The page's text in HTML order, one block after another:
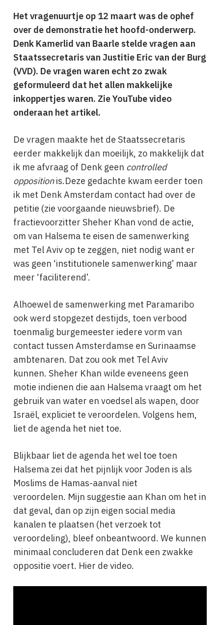
Het vragenuurtje op 12 maart was de ophef
over de demonstratie het hoofd-onderwerp.
Denk Kamerlid van Baarle stelde vragen aan
Staatssecretaris van Justitie Eric van der Burg
(VVD). De vragen waren echt zo zwak
geformuleerd dat het allen makkelijke
inkoppertjes waren. Zie YouTube video
onderaan het artikel.
De vragen maakte het de Staatssecretaris
eerder makkelijk dan moeilijk, zo makkelijk dat
ik me afvraag of Denk geen controlled
oppositionis.Deze gedachte kwam eerder toen
ik met Denk Amsterdam contact had over de
petitie (zie voorgaande nieuwsbrief). De
fractievoorzitter Sheher Khan vond de actie,
om van Halsema te eisen de samenwerking
met Tel Aviv op te zeggen, niet nodig want er
was geen ‘institutionele samenwerking’ maar
meer ‘faciliterend’.
Alhoewel de samenwerking met Paramaribo
ook werd stopgezet destijds, toen verbood
toenmalig burgemeester iedere vorm van
contact tussen Amsterdamse en Surinaamse
ambtenaren. Dat zou ook met Tel Aviv
kunnen. Sheher Khan wilde eveneens geen
motie indienen die aan Halsema vraagt om het
gebruik van water en voedsel als wapen, door
Israël, expliciet te veroordelen. Volgens hem,
liet de agenda het niet toe.
Blijkbaar liet de agenda het wel toe toen
Halsema zei dat het pijnlijk voor Joden is als
Moslims de Hamas-aanval niet
veroordelen. Mijn suggestie aan Khan om het in
dat geval, dan op zijn eigen social media
kanalen te plaatsen (het verzoek tot
veroordeling), bleef onbeantwoord. We kunnen
minimaal concluderen dat Denk een zwakke
oppositie voert. Hier de video.